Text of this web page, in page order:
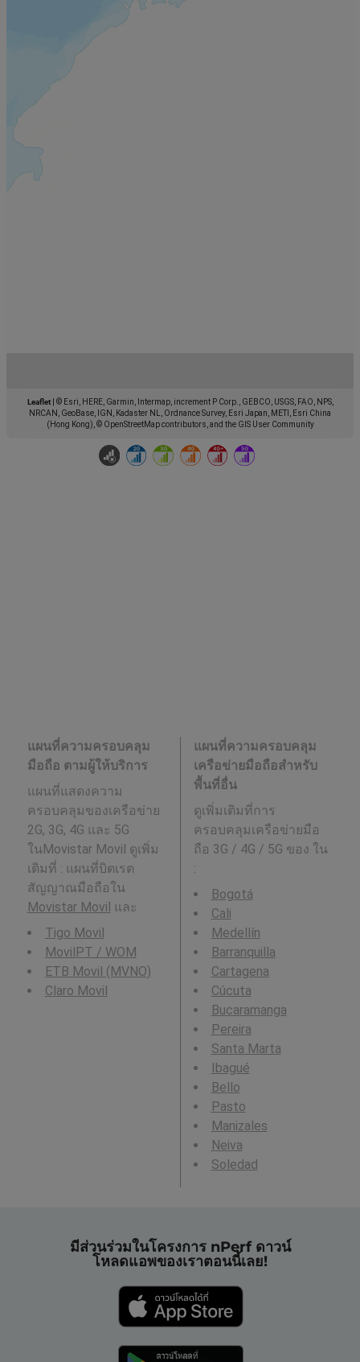
Leaflet
© Esri, HERE, Garmin, Intermap, increment P Corp., GEBCO, USGS, FAO, NPS,
NRCAN, GeoBase, IGN, Kadaster NL, Ordnance Survey, Esri Japan, METI, Esri China
(Hong Kong), © OpenStreetMap contributors, and the GIS User Community
แผนที่ความครอบคลุม
มือถือ ตามผู้ให้บริการ
แผนที่แสดงความ
ครอบคลุมของเครือข่าย
2G, 3G, 4G และ 5G
ในMovistar Movil ดูเพิ่ม
เติมที่ : แผนที่บิตเรต
สัญญาณมือถือใน
Movistar Movil และ
Tigo Movil
MovilPT / WOM
ETB Movil (MVNO)
Claro Movil
แผนที่ความครอบคลุม
เครือข่ายมือถือสำหรับ
พื้นที่อื่น
ดูเพิ่มเติมที่การ
ครอบคลุมเครือข่ายมือ
ถือ 3G / 4G / 5G ของ ใน
:
Bogotá
Cali
Medellín
Barranquilla
Cartagena
Cúcuta
Bucaramanga
Pereira
Santa Marta
Ibagué
Bello
Pasto
Manizales
Neiva
Soledad
มีส่วนร่วมในโครงการ nPerf ดาวน์
โหลดแอพของเราตอนนี้เลย!